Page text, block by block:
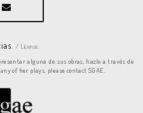
/ License.
alguna de sus obras, hazlo a través de
of her plays, please contact SGAE.